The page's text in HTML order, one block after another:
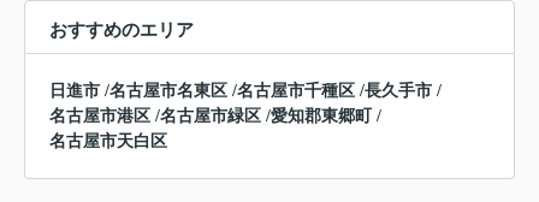
おすすめのエリア
日進市 /名古屋市名東区 /名古屋市千種区 /長久手市 /
名古屋市港区 /名古屋市緑区 /愛知郡東郷町
/
名古屋市天白区